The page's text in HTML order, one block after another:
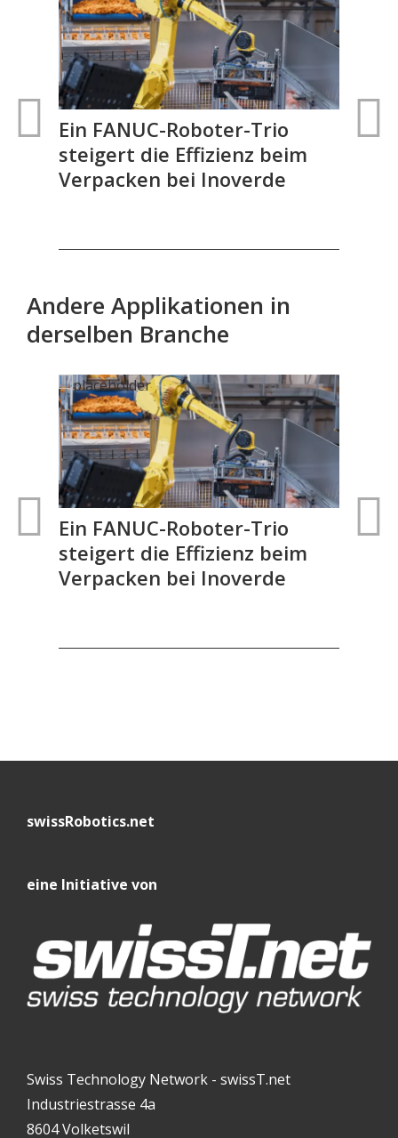
Ein FANUC-Roboter-Trio
steigert die Effizienz beim
Verpacken bei Inoverde
Andere Applikationen in
derselben Branche
Ein FANUC-Roboter-Trio
steigert die Effizienz beim
Verpacken bei Inoverde
swissRobotics.net
eine Initiative von
Swiss Technology Network - swissT.net
Industriestrasse 4a
8604 Volketswil